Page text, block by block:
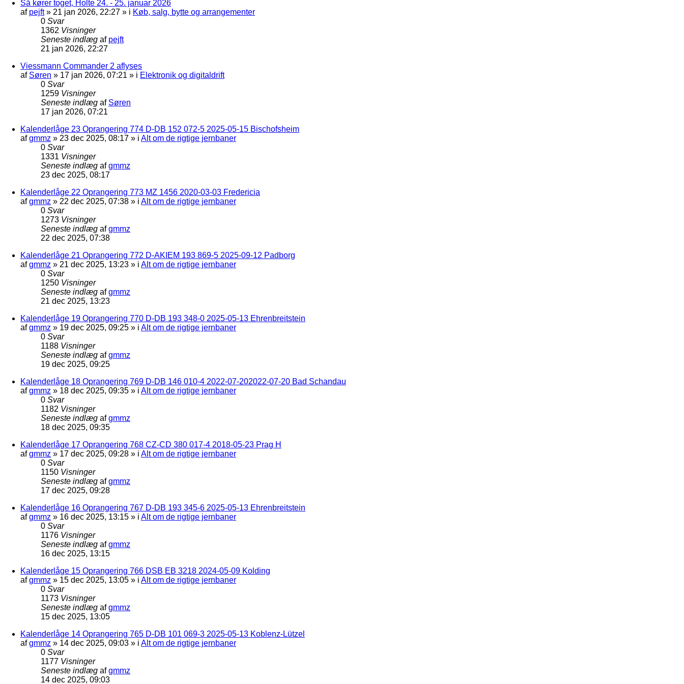
Så kører toget, Holte 24. - 25. januar 2026
af pejft» 21 jan 2026, 22:27 » i Køb, salg, bytte og arrangementer
0 Svar
1362 Visninger
Seneste indlæg af pejft
21 jan 2026, 22:27
Viessmann Commander 2 aflyses
af Søren » 17 jan 2026, 07:21 » i Elektronik og digitaldrift
0 Svar
1259 Visninger
Seneste indlæg af Søren
17 jan 2026, 07:21
Kalenderlåge 23 Oprangering 774 D-DB 152 072-5 2025-05-15 Bischofsheim
afgmmz » 23 dec 2025, 08:17 » i Alt om de rigtige jernbaner
0 Svar
1331 Visninger
Seneste indlæg afgmmz
23 dec 2025, 08:17
Kalenderlåge 22 Oprangering 773 MZ 1456 2020-03-03 Fredericia
afgmmz » 22 dec 2025, 07:38 » i Alt om de rigtige jernbaner
0 Svar
1273 Visninger
Seneste indlæg afgmmz
22 dec 2025, 07:38
Kalenderlåge 21 Oprangering 772 D-AKIEM 193 869-5 2025-09-12 Padborg
afgmmz » 21 dec 2025, 13:23 » i Alt om de rigtige jernbaner
0 Svar
1250 Visninger
Seneste indlæg afgmmz
21 dec 2025, 13:23
Kalenderlåge 19 Oprangering 770 D-DB 193 348-0 2025-05-13 Ehrenbreitstein
afgmmz » 19 dec 2025, 09:25 » i Alt om de rigtige jernbaner
0 Svar
1188 Visninger
Seneste indlæg afgmmz
19 dec 2025, 09:25
Kalenderlåge 18 Oprangering 769 D-DB 146 010-4 2022-07-202022-07-20 Bad Schandau
afgmmz » 18 dec 2025, 09:35 » i Alt om de rigtige jernbaner
0 Svar
1182 Visninger
Seneste indlæg afgmmz
18 dec 2025, 09:35
Kalenderlåge 17 Oprangering 768 CZ-CD 380 017-4 2018-05-23 Prag H
afgmmz » 17 dec 2025, 09:28 » i Alt om de rigtige jernbaner
0 Svar
1150 Visninger
Seneste indlæg afgmmz
17 dec 2025, 09:28
Kalenderlåge 16 Oprangering 767 D-DB 193 345-6 2025-05-13 Ehrenbreitstein
afgmmz » 16 dec 2025, 13:15 » i Alt om de rigtige jernbaner
0 Svar
1176 Visninger
Seneste indlæg afgmmz
16 dec 2025, 13:15
Kalenderlåge 15 Oprangering 766 DSB EB 3218 2024-05-09 Kolding
afgmmz » 15 dec 2025, 13:05 » i Alt om de rigtige jernbaner
0 Svar
1173 Visninger
Seneste indlæg afgmmz
15 dec 2025, 13:05
Kalenderlåge 14 Oprangering 765 D-DB 101 069-3 2025-05-13 Koblenz-Lützel
afgmmz » 14 dec 2025, 09:03 » i Alt om de rigtige jernbaner
0 Svar
1177 Visninger
Seneste indlæg afgmmz
14 dec 2025, 09:03